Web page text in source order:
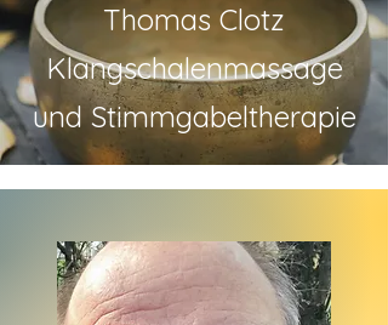
Thomas Clotz
Klangschalenmassage
und Stimmgabeltherapie